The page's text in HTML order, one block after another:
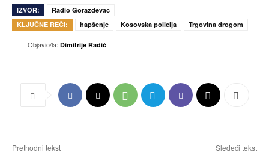
IZVOR:
Radio Goraždevac
KLJUČNE REČI:
hapšenje Kosovska policija Trgovina drogom
Objavio/la: Dimitrije Radić
Prethodni tekst Sledeći tekst